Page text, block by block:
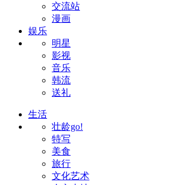
交流站
漫画
娱乐
明星
影视
音乐
韩流
送礼
生活
壮龄go!
特写
美食
旅行
文化艺术